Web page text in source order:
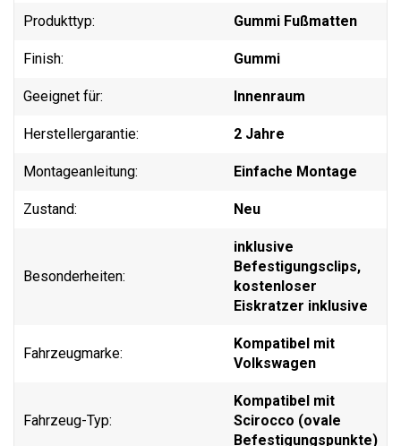
Produkttyp: Gummi Fußmatten
Finish: Gummi
Geeignet für: Innenraum
Herstellergarantie: 2 Jahre
Montageanleitung: Einfache Montage
Zustand: Neu
Besonderheiten:
inklusive
Befestigungsclips,
kostenloser
Eiskratzer inklusive
Fahrzeugmarke:
Kompatibel mit
Volkswagen
Fahrzeug-Typ:
Kompatibel mit
Scirocco (ovale
Befestigungspunkte)